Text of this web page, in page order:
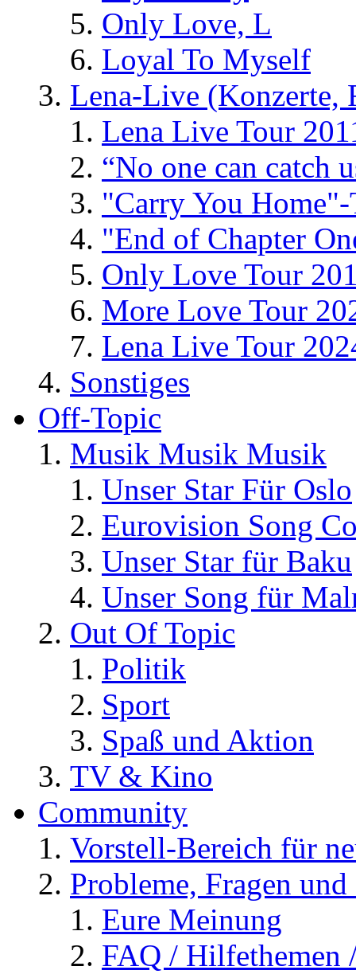
Only Love, L
Loyal To Myself
Lena-Live (Konzerte,
Lena Live Tour
“No one can catch
"Carry You
"End of Chapter
Only Love Tour
More Love Tour
Lena Live Tour
Sonstiges
Off-Topic
Musik Musik Musik
Unser Star Für Oslo
Eurovision Song
Unser Star für Baku
Unser Song für
Out Of Topic
Politik
Sport
Spaß und Aktion
TV & Kino
Community
Vorstell-Bereich für
Probleme, Fragen
Eure Meinung
FAQ / Hilfethemen